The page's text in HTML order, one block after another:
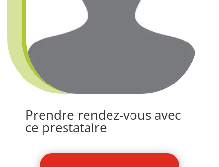
Prendre rendez-vous avec
ce prestataire